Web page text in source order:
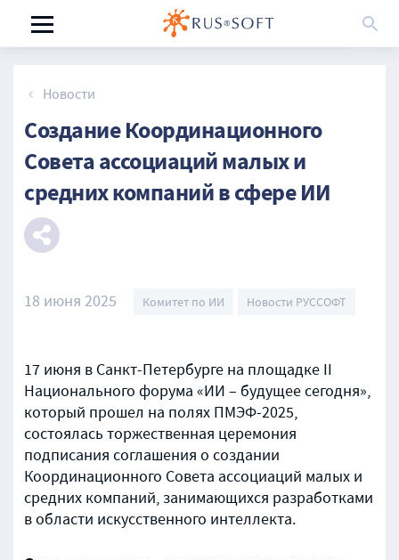
Новости
Создание Координационного
Совета ассоциаций малых и
средних компаний в сфере ИИ
18 июня 2025 Комитет по ИИ Новости РУССОФТ
17 июня в Санкт-Петербурге на площадке II
Национального форума «ИИ – будущее сегодня»,
который прошел на полях ПМЭФ-2025,
состоялась торжественная церемония
подписания соглашения о создании
Координационного Совета ассоциаций малых и
средних компаний, занимающихся разработками
в области искусственного интеллекта.